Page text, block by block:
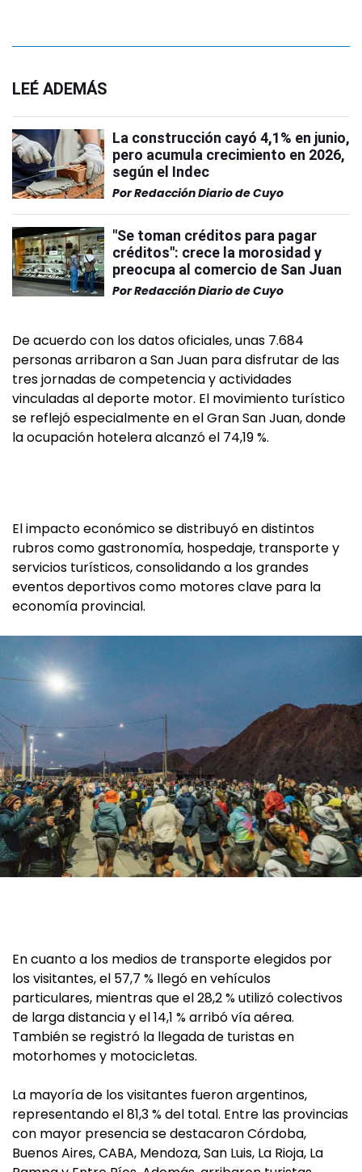
LEÉ ADEMÁS
La construcción cayó 4,1% en junio,
pero acumula crecimiento en 2026,
según el Indec
PorRedacción Diario de Cuyo
"Se toman créditos para pagar
créditos": crece la morosidad y
preocupa al comercio de San Juan
PorRedacción Diario de Cuyo
De acuerdo con los datos oficiales, unas 7.684
personas arribaron a San Juan para disfrutar de las
tres jornadas de competencia y actividades
vinculadas al deporte motor. El movimiento turístico
se reflejó especialmente en el Gran San Juan, donde
la ocupación hotelera alcanzó el 74,19 %.
El impacto económico se distribuyó en distintos
rubros como gastronomía, hospedaje, transporte y
servicios turísticos, consolidando a los grandes
eventos deportivos como motores clave para la
economía provincial.
En cuanto a los medios de transporte elegidos por
los visitantes, el 57,7 % llegó en vehículos
particulares, mientras que el 28,2 % utilizó colectivos
de larga distancia y el 14,1 % arribó vía aérea.
También se registró la llegada de turistas en
motorhomes y motocicletas.
La mayoría de los visitantes fueron argentinos,
representando el 81,3 % del total. Entre las provincias
con mayor presencia se destacaron Córdoba,
Buenos Aires, CABA, Mendoza, San Luis, La Rioja, La